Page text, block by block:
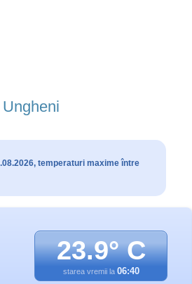
temperaturi maxime între
23.9° C
starea vremii la 06:40